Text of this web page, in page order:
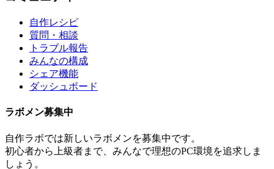
自作レシピ
質問・相談
トラブル報告
みんなの構成
シェア機能
ダッシュボード
ラボメン募集中
自作ラボでは新しいラボメンを募集中です。
初心者から上級者まで、みんなで理想のPC環境を追求しま
しょう。